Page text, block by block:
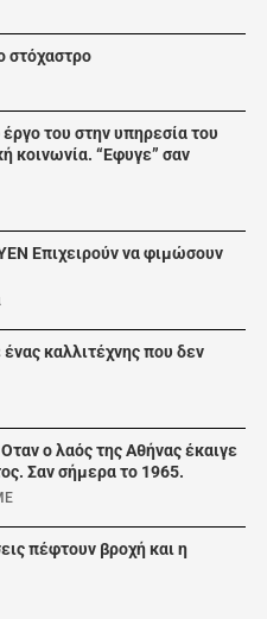
στόχαστρο
του στην υπηρεσία του
κοινωνία. “Εφυγε” σαν
Επιχειρούν να φιμώσουν
καλλιτέχνης που δεν
ο λαός της Αθήνας έκαιγε
Σαν σήμερα το 1965.
πέφτουν βροχή και η